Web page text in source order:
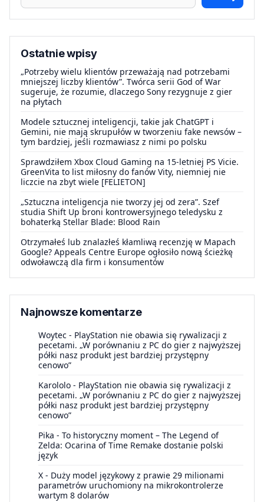
Ostatnie wpisy
„Potrzeby wielu klientów przeważają nad potrzebami
mniejszej liczby klientów”. Twórca serii God of War
sugeruje, że rozumie, dlaczego Sony rezygnuje z gier
na płytach
Modele sztucznej inteligencji, takie jak ChatGPT i
Gemini, nie mają skrupułów w tworzeniu fake newsów –
tym bardziej, jeśli rozmawiasz z nimi po polsku
Sprawdziłem Xbox Cloud Gaming na 15-letniej PS Vicie.
GreenVita to list miłosny do fanów Vity, niemniej nie
liczcie na zbyt wiele [FELIETON]
„Sztuczna inteligencja nie tworzy jej od zera”. Szef
studia Shift Up broni kontrowersyjnego teledysku z
bohaterką Stellar Blade: Blood Rain
Otrzymałeś lub znalazłeś kłamliwą recenzję w Mapach
Google? Appeals Centre Europe ogłosiło nową ścieżkę
odwoławczą dla firm i konsumentów
Najnowsze komentarze
Woytec - PlayStation nie obawia się rywalizacji z
pecetami. „W porównaniu z PC do gier z najwyższej
półki nasz produkt jest bardziej przystępny
cenowo”
Karololo - PlayStation nie obawia się rywalizacji z
pecetami. „W porównaniu z PC do gier z najwyższej
półki nasz produkt jest bardziej przystępny
cenowo”
Pika - To historyczny moment – The Legend of
Zelda: Ocarina of Time Remake dostanie polski
język
X - Duży model językowy z prawie 29 milionami
parametrów uruchomiony na mikrokontrolerze
wartym 8 dolarów